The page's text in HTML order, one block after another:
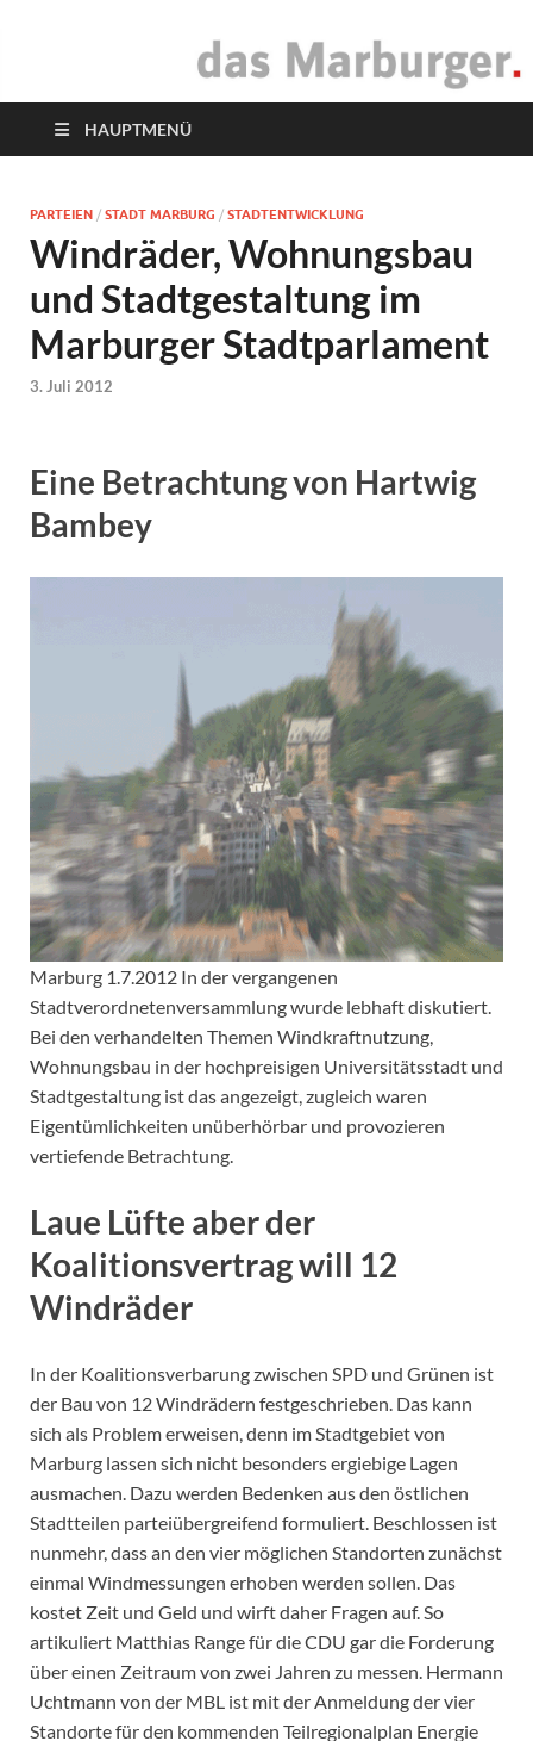
das Marburger.
HAUPTMENÜ
PARTEIEN / STADT MARBURG / STADTENTWICKLUNG
Windräder, Wohnungsbau
und Stadtgestaltung im
Marburger Stadtparlament
3. Juli 2012
Eine Betrachtung von Hartwig
Bambey
Marburg 1.7.2012 In der vergangenen
Stadtverordnetenversammlung wurde lebhaft diskutiert.
Bei den verhandelten Themen Windkraftnutzung,
Wohnungsbau in der hochpreisigen Universitätsstadt und
Stadtgestaltung ist das angezeigt, zugleich waren
Eigentümlichkeiten unüberhörbar und provozieren
vertiefende Betrachtung.
Laue Lüfte aber der
Koalitionsvertrag will 12
Windräder
In der Koalitionsverbarung zwischen SPD und Grünen ist
der Bau von 12 Windrädern festgeschrieben. Das kann
sich als Problem erweisen, denn im Stadtgebiet von
Marburg lassen sich nicht besonders ergiebige Lagen
ausmachen. Dazu werden Bedenken aus den östlichen
Stadtteilen parteiübergreifend formuliert. Beschlossen ist
nunmehr, dass an den vier möglichen Standorten zunächst
einmal Windmessungen erhoben werden sollen. Das
kostet Zeit und Geld und wirft daher Fragen auf. So
artikuliert Matthias Range für die CDU gar die Forderung
über einen Zeitraum von zwei Jahren zu messen. Hermann
Uchtmann von der MBL ist mit der Anmeldung der vier
Standorte für den kommenden Teilregionalplan Energie